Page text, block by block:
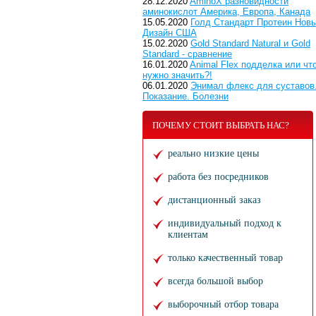
аминокислот Америка, Европа, Канада
15.05.2020 Голд Стандарт Протеин
Дизайн США
15.02.2020 Gold Standard Natural и Gold
Standard - сравнение
16.01.2020 Animal Flex подделка или
нужно значить?!
06.01.2020 Энимал флекс для суставов.
Показание. Болезни
ПОЧЕМУ СТОИТ ВЫБРАТЬ НАС?
реально низкие цены
работа без посредников
дистанционный заказ
индивидуальный подход к
клиентам
только качественный товар
всегда большой выбор
выборочный отбор товара